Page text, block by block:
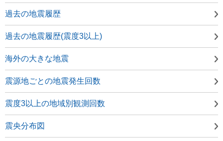
過去の地震履歴
過去の地震履歴(震度3以上)
海外の大きな地震
震源地ごとの地震発生回数
震度3以上の地域別観測回数
震央分布図